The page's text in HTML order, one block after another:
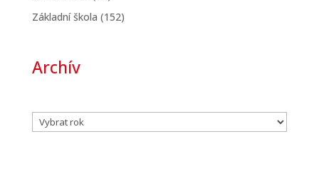
Základní škola (152)
Archív
Archivy